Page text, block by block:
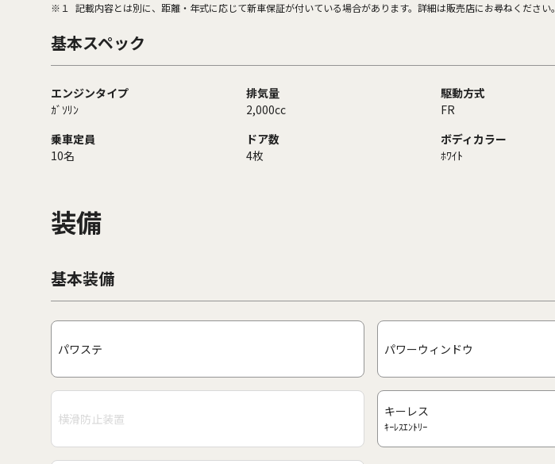
※１ 記載内容とは別に、距離・年式に応じて新車保証が付いている場合があります。詳細は販売店にお尋ねください。
基本スペック
エンジンタイプ
ｶﾞｿﾘﾝ
排気量
2,000cc
駆動方式
FR
乗車定員
10名
ドア数
4枚
ボディカラー
ﾎﾜｲﾄ
装備
基本装備
パワステ パワーウィンドウ
横滑防止装置 キーレス
ｷｰﾚｽｴﾝﾄﾘｰ